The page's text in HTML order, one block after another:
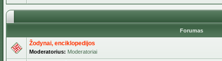
Forumas
Žodynai, enciklopedijos
Moderatorius: Moderatoriai